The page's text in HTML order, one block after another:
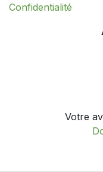
​​​​​​​​​​​​​​Confidentialité​​​​​​​​​​​​​​
Votre